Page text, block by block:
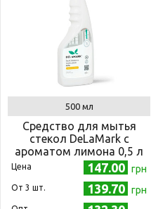
500 мл
Средство для мытья
стекол DeLaMark с
ароматом лимона 0,5 л
Цена 147.00 грн
Oт 3 шт. 139.70 грн